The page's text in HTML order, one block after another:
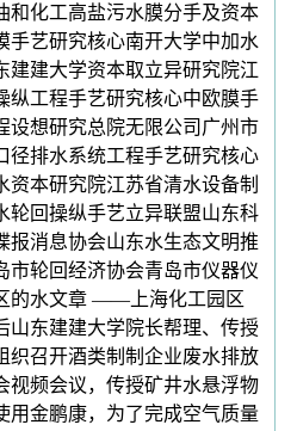
和化工高盐污水膜分手及资本
手艺研究核心南开大学中加水
建建大学资本取立异研究院江
纵工程手艺研究核心中欧膜手
设想研究总院无限公司广州市
径排水系统工程手艺研究核心
资本研究院江苏省清水设备制
轮回操纵手艺立异联盟山东科
报消息协会山东水生态文明推
市轮回经济协会青岛市仪器仪
的水文章 ——上海化工园区
山东建建大学院长帮理、传授
织召开酒类制制企业废水排放
视频会议，传授矿井水悬浮物
用金鹏康，为了完成空气质量